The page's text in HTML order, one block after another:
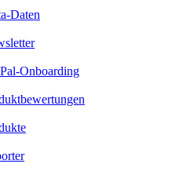
Daten
Onboarding